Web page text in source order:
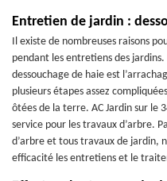
Entretien de jardin :
Il existe de nombreuses raisons
pendant les entretiens des
dessouchage de haie est
plusieurs étapes assez
ôtées de la terre. AC Jardin sur le
service pour les travaux d’arbre.
d’arbre et tous travaux de jardin,
efficacité les entretiens et le